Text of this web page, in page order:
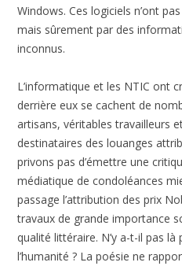
Windows. Ces logiciels n’ont
mais sûrement par des
inconnus.
L’informatique et les NTIC ont
derrière eux se cachent de
artisans, véritables travailleurs
destinataires des louanges
privons pas d’émettre une
médiatique de condoléances
passage l’attribution des prix
travaux de grande importance
qualité littéraire. N’y a-t-il pas
l’humanité ? La poésie ne